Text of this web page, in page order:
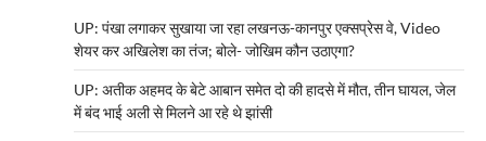
UP: पंखा लगाकर सुखाया जा रहा लखनऊ-कानपुर एक्सप्रेस वे, Video
शेयर कर अखिलेश का तंज; बोले- जोखिम कौन उठाएगा?
UP: अतीक अहमद के बेटे आबान समेत दो की हादसे में मौत, तीन घायल, जेल
में बंद भाई अली से मिलने आ रहे थे झांसी